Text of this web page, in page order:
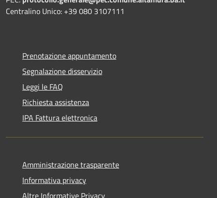
Centralino Unico: +39 080 3107111
Prenotazione appuntamento
Segnalazione disservizio
Leggi le FAQ
Richiesta assistenza
IPA Fattura elettronica
Amministrazione trasparente
Informativa privacy
Altre Informative Privacy